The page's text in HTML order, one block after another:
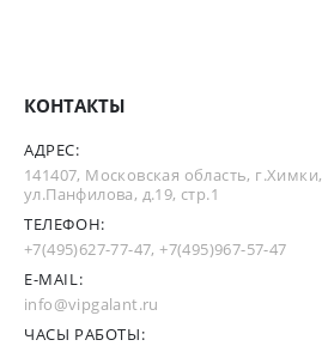
КОНТАКТЫ
АДРЕС:
141407, Московская область, г.Химки,
ул.Панфилова, д.19, стр.1
ТЕЛЕФОН:
+7(495)627-77-47,+7(495)967-57-47
E-MAIL:
info@vipgalant.ru
ЧАСЫ РАБОТЫ: